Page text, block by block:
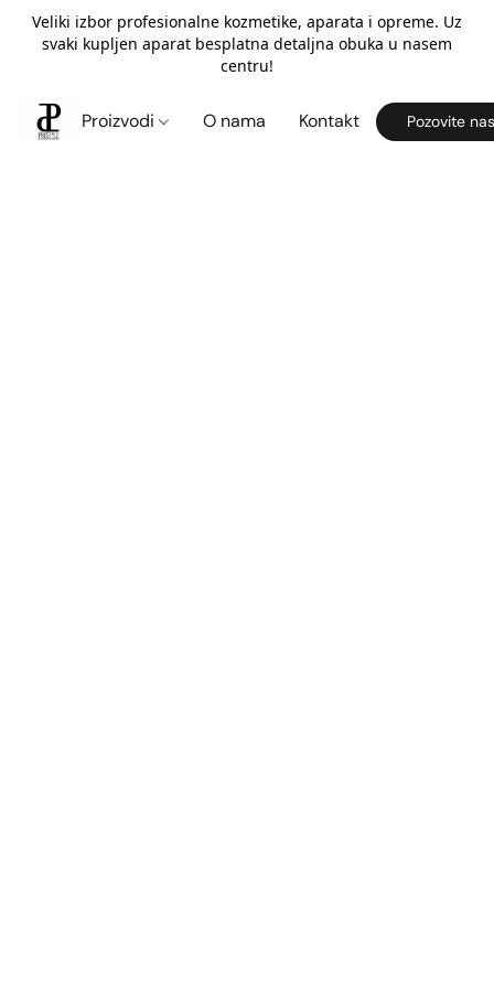
Veliki izbor profesionalne kozmetike, aparata i opreme. Uz
svaki kupljen aparat besplatna detaljna obuka u nasem
centru!
Proizvodi O nama Kontakt Pozovite